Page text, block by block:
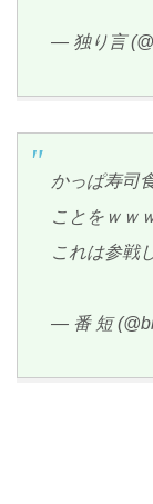
— 独り言
かっぱ寿司
ことをｗｗ
これは参戦
— 番 短